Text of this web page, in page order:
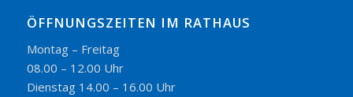
ÖFFNUNGSZEITEN IM RATHAUS
Montag – Freitag
08.00 – 12.00 Uhr
Dienstag 14.00 – 16.00 Uhr